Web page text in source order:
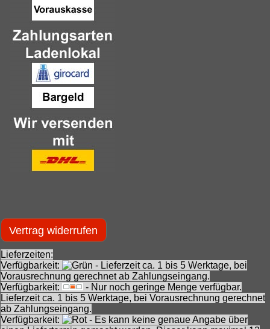
Vertrag widerrufen
Lieferzeiten:
Verfügbarkeit:
- Lieferzeit ca. 1 bis 5 Werktage, bei
Vorausrechnung gerechnet ab Zahlungseingang.
Verfügbarkeit:
- Nur noch geringe Menge verfügbar.
Lieferzeit ca. 1 bis 5 Werktage, bei Vorausrechnung gerechnet
ab Zahlungseingang.
Verfügbarkeit:
- Es kann keine genaue Angabe über